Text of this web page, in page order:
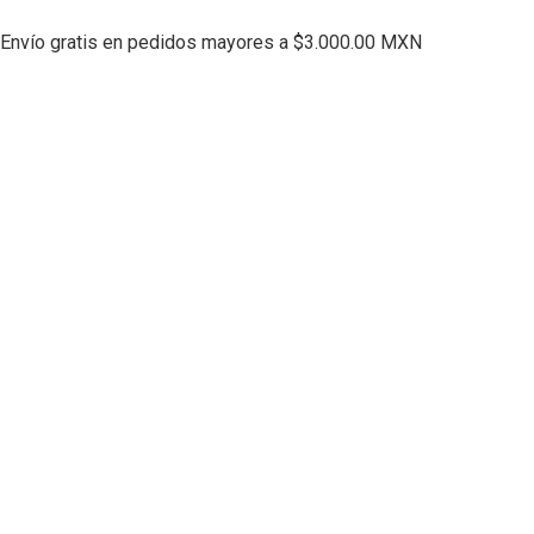
Envío gratis en pedidos mayores a $3.000.00 MXN